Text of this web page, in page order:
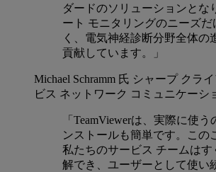
ダードのソリューションとな
ート モニタリングのニーズだ
く、電気神経診断分野全体の
貢献しています。」
Michael Schramm 氏 シャープ クラ
ビス ネットワーク コミュニケーシ
「TeamViewerは、実際に使う
ンストールも簡単です。この
私たちのサービス チームはす
解でき、ユーザーとして使い